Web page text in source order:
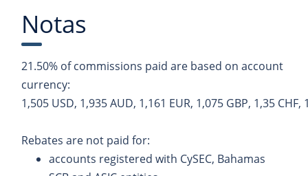
Notas
21.50% of commissions paid are based on account
currency:
1,505 USD, 1,935AUD, 1,161 EUR, 1,075 GBP, 1,35 CHF,
Rebates are not paid for:
accounts registered with CySEC, Bahamas